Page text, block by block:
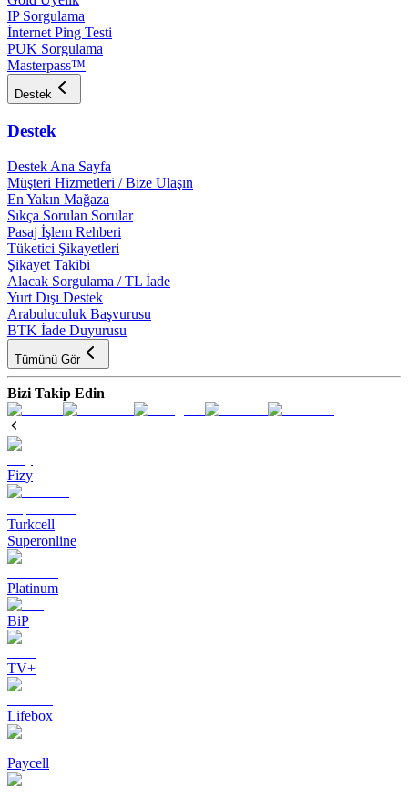
IP Sorgulama
İnternet Ping Testi
PUK Sorgulama
Masterpass™
Destek
Destek
Destek Ana Sayfa
Müşteri Hizmetleri / Bize Ulaşın
En Yakın Mağaza
Sıkça Sorulan Sorular
Pasaj İşlem Rehberi
Tüketici Şikayetleri
Şikayet Takibi
Alacak Sorgulama / TL İade
Yurt Dışı Destek
Arabuluculuk Başvurusu
BTK İade Duyurusu
Tümünü Gör
Bizi Takip Edin
Fizy
Turkcell
Superonline
Platinum
BiP
TV+
Lifebox
Paycell